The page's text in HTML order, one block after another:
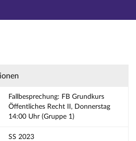
FB Grundkurs
Fallbesprechung: FB Grundkurs
Öffentliches Recht II, Donnerstag
14:00 Uhr (Gruppe 1)
SS 2023